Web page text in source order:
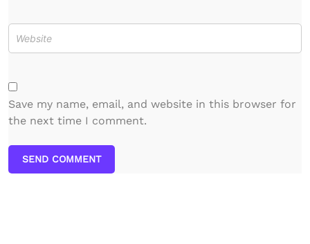
Save my name, email, and website in this browser for
the next time I comment.
SEND COMMENT